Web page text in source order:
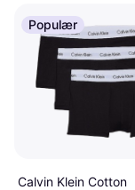
Populær
Calvin Klein Cotton